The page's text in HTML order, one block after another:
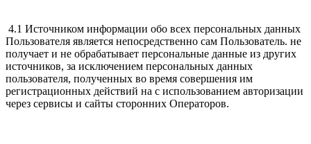
4.1 Источником информации обо всех персональных данных
Пользователя является непосредственно сам Пользователь. не
получает и не обрабатывает персональные данные из других
источников, за исключением персональных данных
пользователя, полученных во время совершения им
регистрационных действий на с использованием авторизации
через сервисы и сайты сторонних Операторов.